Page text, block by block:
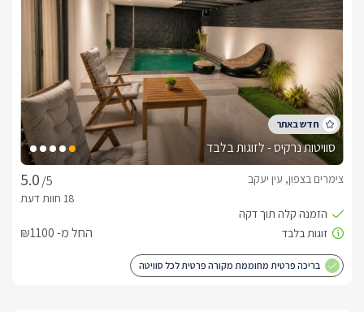
סוויטות נרקיס - לזוגות בלבד
/5
צימרים בצפון, עין יעקב
החל מ- ₪1100
בריכה פרטית מחוממת מקורה פרטית לכל סוויטה